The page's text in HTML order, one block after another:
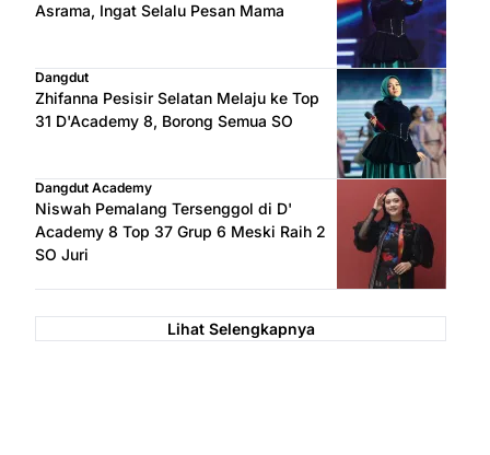
Asrama, Ingat Selalu Pesan Mama
Dangdut
Zhifanna Pesisir Selatan Melaju ke Top
31 D'Academy 8, Borong Semua SO
Dangdut Academy
Niswah Pemalang Tersenggol di D'
Academy 8 Top 37 Grup 6 Meski Raih 2
SO Juri
Lihat Selengkapnya